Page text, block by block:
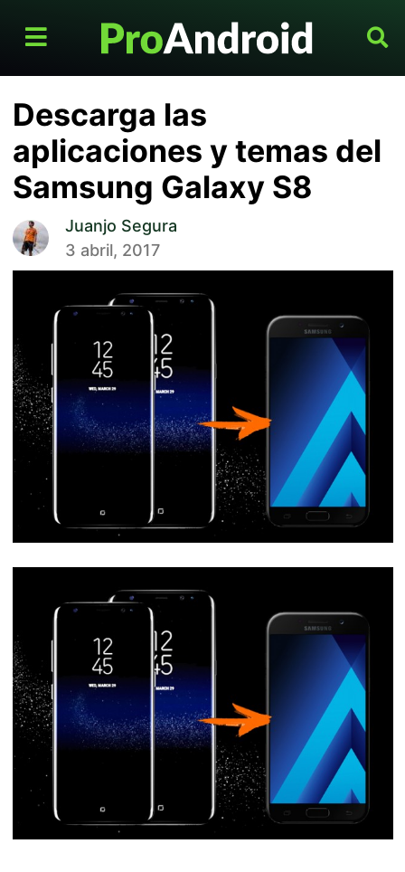
Descarga las
aplicaciones y temas del
Samsung Galaxy S8
Juanjo Segura
3 abril, 2017